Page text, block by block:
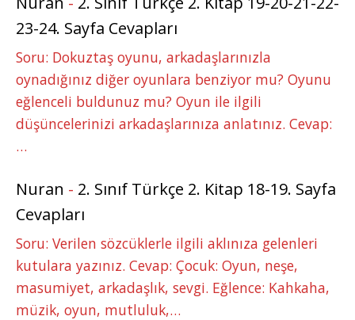
23-24. Sayfa Cevapları
Soru: Dokuztaş oyunu, arkadaşlarınızla
oynadığınız diğer oyunlara benziyor mu? Oyunu
eğlenceli buldunuz mu? Oyun ile ilgili
düşüncelerinizi arkadaşlarınıza anlatınız. Cevap:
…
Nuran - 2. Sınıf Türkçe 2. Kitap 18-19. Sayfa
Cevapları
Soru: Verilen sözcüklerle ilgili aklınıza gelenleri
kutulara yazınız. Cevap: Çocuk: Oyun, neşe,
masumiyet, arkadaşlık, sevgi. Eğlence: Kahkaha,
müzik, oyun, mutluluk,…